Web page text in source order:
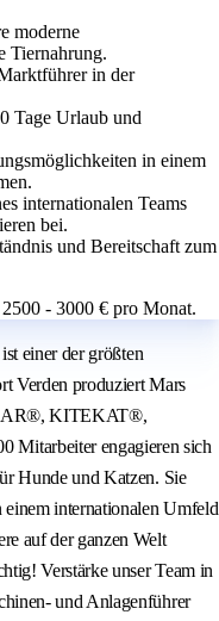
moderne
Tiernahrung.
in der
Tage Urlaub und
in einem
internationalen Teams
bei.
und Bereitschaft zum
- 3000 € pro Monat.
einer der größten
Verden produziert Mars
KITEKAT®,
engagieren sich
Hunde und Katzen. Sie
internationalen Umfeld
auf der ganzen Welt
Verstärke unser Team in
und Anlagenführer